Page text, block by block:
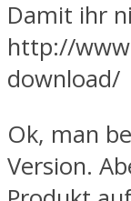
Damit ihr
http://
download/
Ok, man
Version.